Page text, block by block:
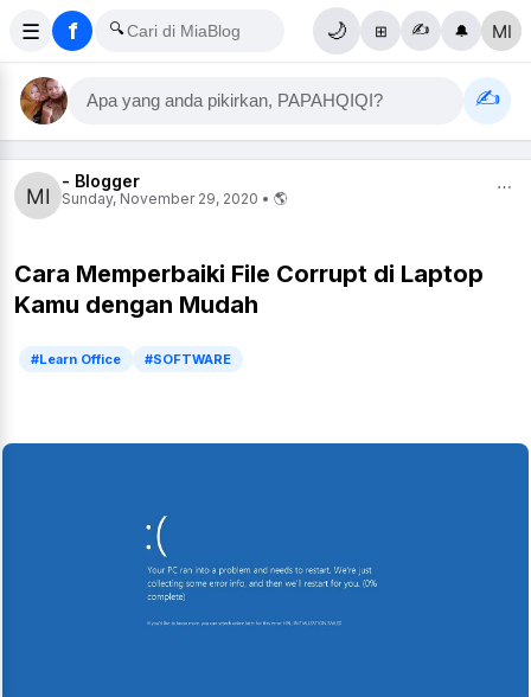
☰ f 🔍 🌙 ⊞ ✍️ 🔔
Apa yang anda pikirkan, PAPAHQIQI? ✍️
- Blogger
Sunday, November 29, 2020 • 🌎
⋯
Cara Memperbaiki File Corrupt di Laptop
Kamu dengan Mudah
#Learn Office #SOFTWARE